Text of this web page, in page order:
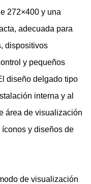
272×400 y una
adecuada para
dispositivos
y pequeños
diseño delgado tipo
interna y al
área de visualización
y diseños de
de visualización